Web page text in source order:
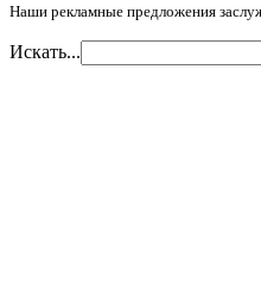
Наши рекламные предложения
Искать...